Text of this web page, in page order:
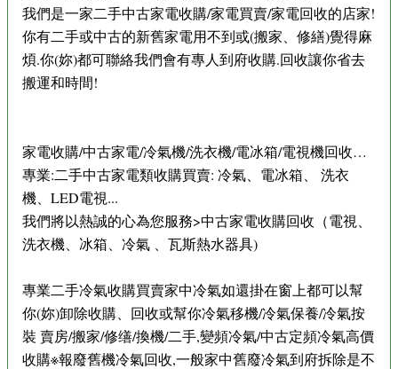
我們是一家二手中古家電收購/家電買賣/家電回收的店家!
你有二手或中古的新舊家電用不到或(搬家、修繕)覺得麻
煩.你(妳)都可聯絡我們會有專人到府收購.回收讓你省去
搬運和時間!
家電收購/中古家電/冷氣機/洗衣機/電冰箱/電視機回收…
專業:二手中古家電類收購買賣: 冷氣、電冰箱、 洗衣
機、LED電視...
我們將以熱誠的心為您服務>中古家電收購回收（電視、
洗衣機、冰箱、冷氣 、瓦斯熱水器具)
專業二手冷氣收購買賣家中冷氣如還掛在窗上都可以幫
你(妳)卸除收購、回收或幫你冷氣移機/冷氣保養/冷氣按
裝 賣房/搬家/修缮/換機/二手,變頻冷氣/中古定頻冷氣高價
收購※報廢舊機冷氣回收,一般家中舊廢冷氣到府拆除是不